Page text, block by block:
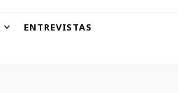
ENTREVISTAS